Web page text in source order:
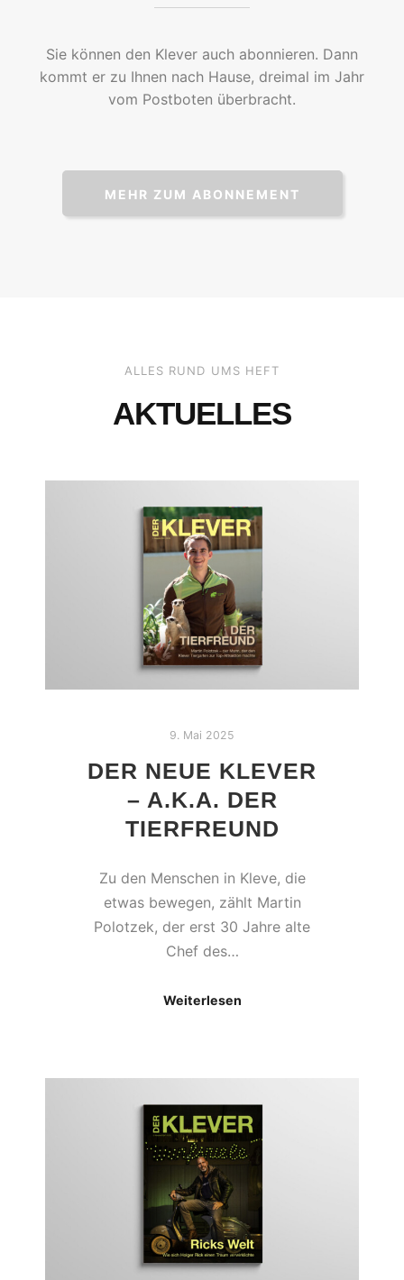
Sie können den Klever auch abonnieren. Dann
kommt er zu Ihnen nach Hause, dreimal im Jahr
vom Postboten überbracht.
MEHR ZUM ABONNEMENT
ALLES RUND UMS HEFT
AKTUELLES
9. Mai 2025
DER NEUE KLEVER
– A.K.A. DER
TIERFREUND
Zu den Menschen in Kleve, die
etwas bewegen, zählt Martin
Polotzek, der erst 30 Jahre alte
Chef des…
Weiterlesen